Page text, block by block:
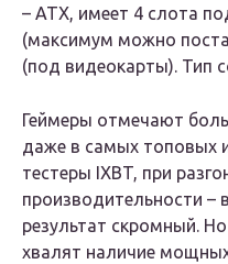
– ATX, имеет 4 слота
(максимум можно
(под видеокарты). Тип
Геймеры отмечают
даже в самых топовых
тестеры IXBT, при
производительности –
результат скромный.
хвалят наличие